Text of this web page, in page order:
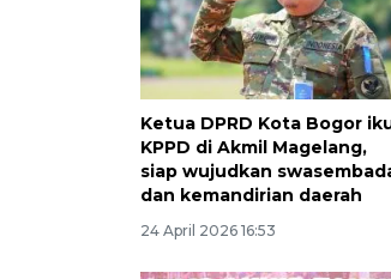
Ketua DPRD Kota Bogor
KPPD di Akmil Magelang,
siap wujudkan
dan kemandirian daerah
24 April 2026 16:53